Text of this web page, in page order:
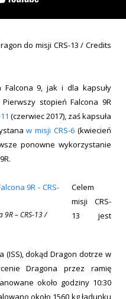
do misji CRS-13 / Credits
9, jak i dla kapsuły
stopień Falcona 9R
(czerwiec 2017), zaś kapsuła
w misji CRS-6 (kwiecień
ponowne wykorzystanie
– CRS-13 /
Celem
misji CRS-
13 jest
(ISS), dokąd Dragon dotrze w
Dragona przez ramię
około godziny 10:30
około 1560 kg ładunku